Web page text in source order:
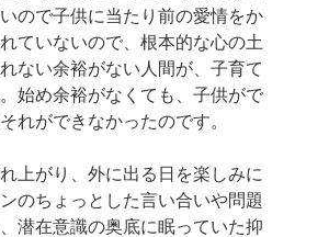
ので子供に当たり前の愛情をか
ていないので、根本的な心の土
ない余裕がない人間が、子育て
始め余裕がなくても、子供がで
れができなかったのです。
上がり、外に出る日を楽しみに
のちょっとした言い合いや問題
潜在意識の奥底に眠っていた抑